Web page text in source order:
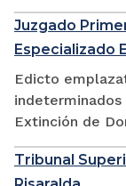
Juzgado
Especializado
Edicto
Extinción de
Tribunal